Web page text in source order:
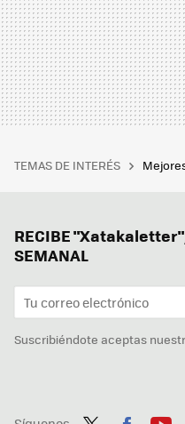
TEMAS DE INTERÉS
RECIBE "Xatakaletter",
SEMANAL
Suscribiéndote aceptas